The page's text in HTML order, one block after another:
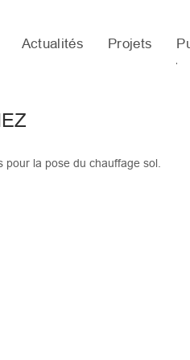
Actualités Projets
pour la pose du chauffage sol.